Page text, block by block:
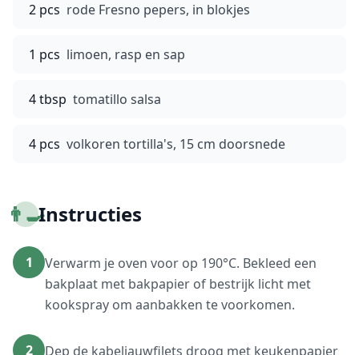
2 pcs rode Fresno pepers, in blokjes
1 pcs limoen, rasp en sap
4 tbsp tomatillo salsa
4 pcs volkoren tortilla's, 15 cm doorsnede
👨‍🍳Instructies
1
Verwarm je oven voor op 190°C. Bekleed een
bakplaat met bakpapier of bestrijk licht met
kookspray om aanbakken te voorkomen.
2 Dep de kabeljauwfilets droog met keukenpapier